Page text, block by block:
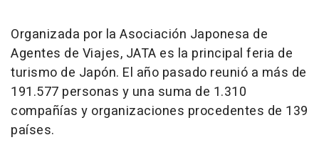
Organizada por la Asociación Japonesa de
Agentes de Viajes, JATA es la principal feria de
turismo de Japón. El año pasado reunió a más de
191.577 personas y una suma de 1.310
compañías y organizaciones procedentes de 139
países.